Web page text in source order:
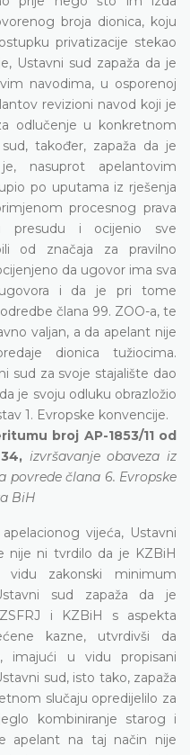
broja dionica, koju
privatizacije stekao
Ustavni sud zapaža da je
navodima, u osporenoj
revizioni navod koji je
odlučenje u konkretnom
također, zapaža da je
nasuprot apelantovim
po uputama iz rješenja
procesnog prava
presudu i ocijenio sve
od značaja za pravilno
da ugovor ima sva
ugovora i da je pri tome
člana 99. ZOO-a, te
valjan, a da apelant nije
dionica tužiocima.
sud za svoje stajalište dao
je svoju odluku obrazložio
1. Evropske konvencije.
broj AP-1853/11 od
izvršavanje obaveza iz
povrede člana 6. Evropske
BiH
vijeća, Ustavni
nije ni tvrdilo da je KZBiH
zakonski minimum
sud zapaža da je
i KZBiH s aspekta
kazne, utvrdivši da
imajući u vidu propisani
sud, isto tako, zapaža
slučaju opredijelilo za
kombiniranje starog i
apelant na taj način nije